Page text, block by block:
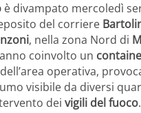
è divampato mercoledì
del corriere
, nella zona Nord di
coinvolto un
operativa,
visibile da diversi
dei vigili del fuoco.